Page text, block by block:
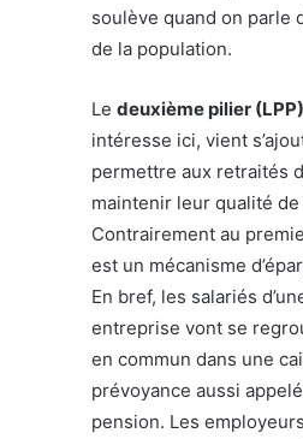
soulève quand on parle
de la population.
Le deuxième pilier (LPP)
intéresse ici, vient
permettre aux retraités
maintenir leur qualité de
Contrairement au
est un mécanisme
En bref, les salariés
entreprise vont se
en commun dans une
prévoyance aussi
pension. Les